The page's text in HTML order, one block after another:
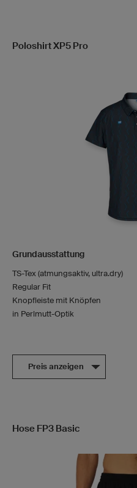
Poloshirt XP5 Pro
Grundausstattung
TS-Tex (atmungsaktiv, ultra.dry)
Regular Fit
Knopfleiste mit Knöpfen
in Perlmutt-Optik
Preis anzeigen
Hose FP3 Basic